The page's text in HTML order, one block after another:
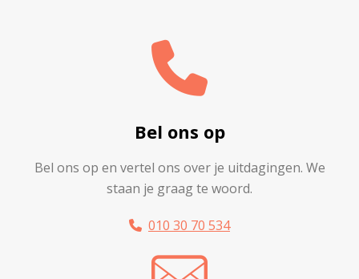
Bel ons op
Bel ons op en vertel ons over je uitdagingen. We
staan je graag te woord.
010 30 70 534